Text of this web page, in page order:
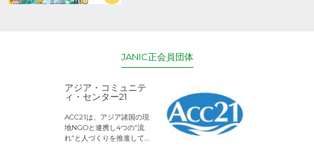
JANIC正会員団体
アジア・コミュニテ
ィ・センター21
ACC21は、アジア諸国の現
地NGOと連携し4つの“流
れ”と人づくりを推進してい